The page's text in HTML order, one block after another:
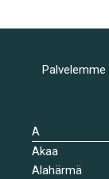
A
Akaa
Alahärmä